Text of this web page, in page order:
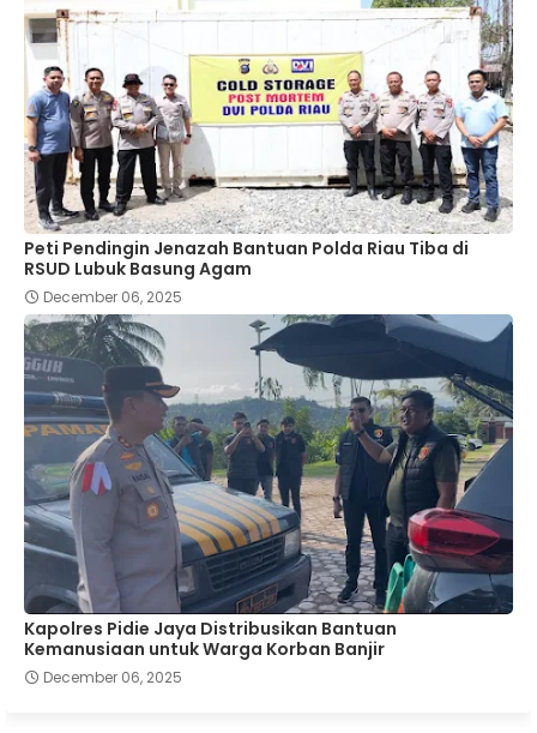
Peti Pendingin Jenazah Bantuan Polda Riau Tiba di
RSUD Lubuk Basung Agam
December 06, 2025
Kapolres Pidie Jaya Distribusikan Bantuan
Kemanusiaan untuk Warga Korban Banjir
December 06, 2025